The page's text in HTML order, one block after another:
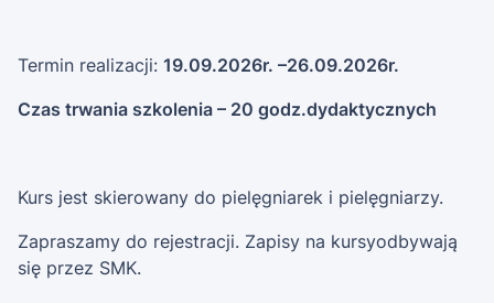
Termin realizacji: 19.09.2026r. –26.09.2026r.
Czas trwania szkolenia – 20 godz.dydaktycznych
Kurs jest skierowany do pielęgniarek i pielęgniarzy.
Zapraszamy do rejestracji. Zapisy na kursyodbywają
się przez SMK.